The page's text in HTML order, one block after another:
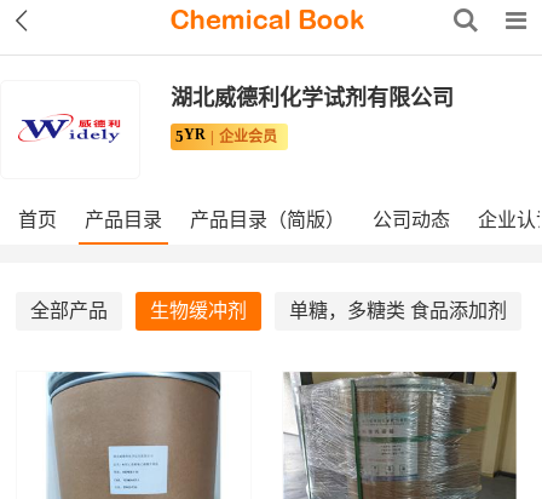
湖北威德利化学试剂有限公司
5YR 企业会员
首页 产品目录 产品目录（简版） 公司动态 企业认
全部产品 生物缓冲剂 单糖，多糖类 食品添加剂